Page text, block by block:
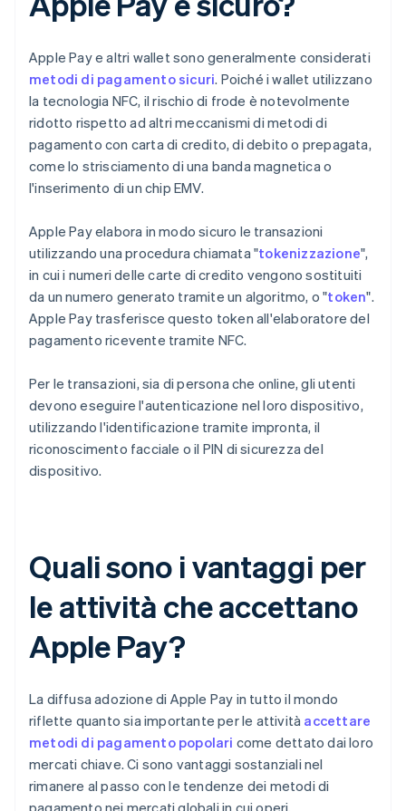
Apple Pay e altri wallet sono generalmente considerati
metodi di pagamento sicuri. Poiché i wallet utilizzano
la tecnologia NFC, il rischio di frode è notevolmente
ridotto rispetto ad altri meccanismi di metodi di
pagamento con carta di credito, di debito o prepagata,
come lo strisciamento di una banda magnetica o
l'inserimento di un chip EMV.
Apple Pay elabora in modo sicuro le transazioni
utilizzando una procedura chiamata "tokenizzazione",
in cui i numeri delle carte di credito vengono sostituiti
da un numero generato tramite un algoritmo, o "token".
Apple Pay trasferisce questo token all'elaboratore del
pagamento ricevente tramite NFC.
Per le transazioni, sia di persona che online, gli utenti
devono eseguire l'autenticazione nel loro dispositivo,
utilizzando l'identificazione tramite impronta, il
riconoscimento facciale o il PIN di sicurezza del
dispositivo.
Quali sono i vantaggi per
le attività che accettano
Apple Pay?
La diffusa adozione di Apple Pay in tutto il mondo
riflette quanto sia importante per le attività accettare
metodi di pagamento popolari come dettato dai loro
mercati chiave. Ci sono vantaggi sostanziali nel
rimanere al passo con le tendenze dei metodi di